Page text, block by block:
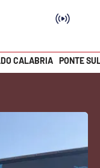
CALABRIA PONTE